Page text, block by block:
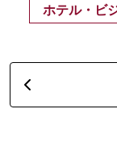
ホテル・ビ